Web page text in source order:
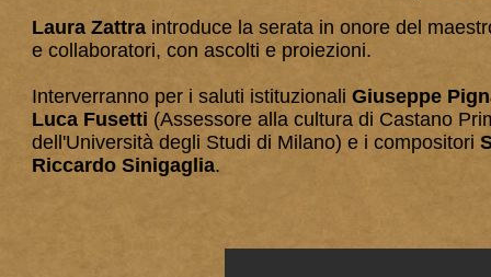
Laura Zattra introduce la serata in onore del
e collaboratori, con ascolti e proiezioni.
Interverranno per i saluti istituzionali Giuseppe
Luca Fusetti (Assessore alla cultura di Castano
dell'Università degli Studi di Milano) e i compositori
Riccardo Sinigaglia.